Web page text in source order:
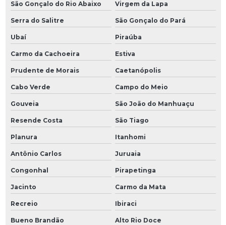
São Gonçalo do Rio Abaixo Virgem da Lapa
Serra do Salitre São Gonçalo do Pará
Ubaí Piraúba
Carmo da Cachoeira Estiva
Prudente de Morais Caetanópolis
Cabo Verde Campo do Meio
Gouveia São João do Manhuaçu
Resende Costa São Tiago
Planura Itanhomi
Antônio Carlos Juruaia
Congonhal Pirapetinga
Jacinto Carmo da Mata
Recreio Ibiraci
Bueno Brandão Alto Rio Doce